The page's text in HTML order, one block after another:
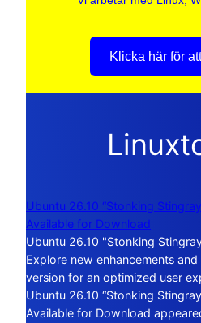
Klicka här för
Ubuntu 26.10 “Stonking
Available for Download
Ubuntu 26.10 "Stonking
Explore new enhancements
version for an optimized user
Ubuntu 26.10 “Stonking
Available for Download